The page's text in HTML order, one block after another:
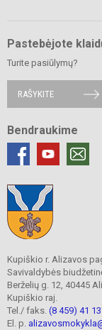
Pastebėjote
Turite pasiūlymų?
RAŠYKITE
Bendraukime
Kupiškio r. Alizavos
Savivaldybės
Berželių g. 12, 40445
Kupiškio raj.
Tel./ faks. (8 459) 41
El. p.